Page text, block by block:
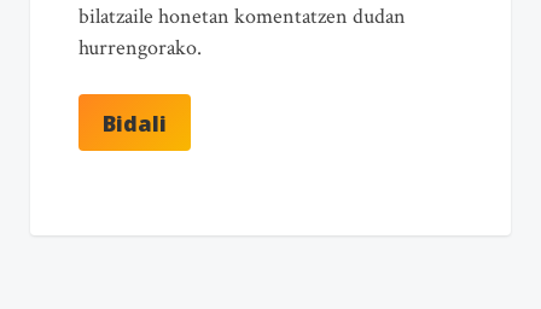
bilatzaile honetan komentatzen dudan
hurrengorako.